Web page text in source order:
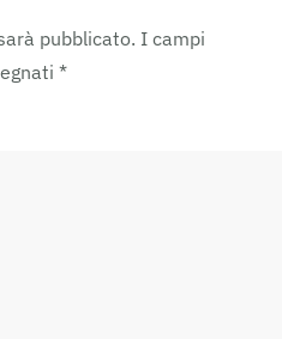
pubblicato. I campi
*